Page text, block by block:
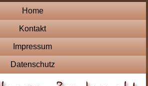
Home
Kontakt
Impressum
Datenschutz